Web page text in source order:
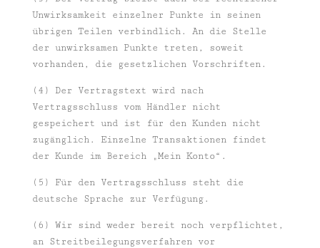
Unwirksamkeit einzelner Punkte in seinen
übrigen Teilen verbindlich. An die Stelle
der unwirksamen Punkte treten, soweit
vorhanden, die gesetzlichen Vorschriften.
(4) Der Vertragstext wird nach
Vertragsschluss vom Händler nicht
gespeichert und ist für den Kunden nicht
zugänglich. Einzelne Transaktionen findet
der Kunde im Bereich „Mein Konto“.
(5) Für den Vertragsschluss steht die
deutsche Sprache zur Verfügung.
(6) Wir sind weder bereit noch verpflichtet,
an Streitbeilegungsverfahren vor